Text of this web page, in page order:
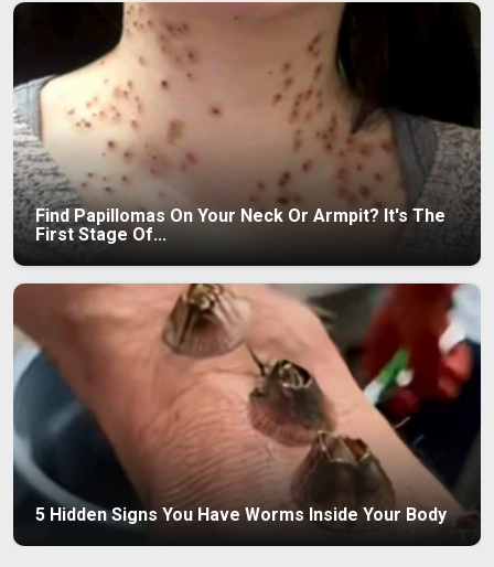
Find Papillomas On Your Neck Or Armpit? It's The
First Stage Of...
5 Hidden Signs You Have Worms Inside Your Body